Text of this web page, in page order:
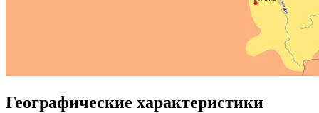
Географические характеристики